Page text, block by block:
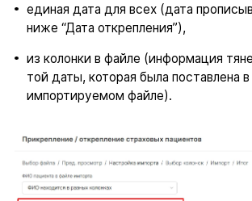
единая дата для всех (дата
ниже “Дата открепления”),
из колонки в файле (информация
той даты, которая была поставлена в
импортируемом файле).